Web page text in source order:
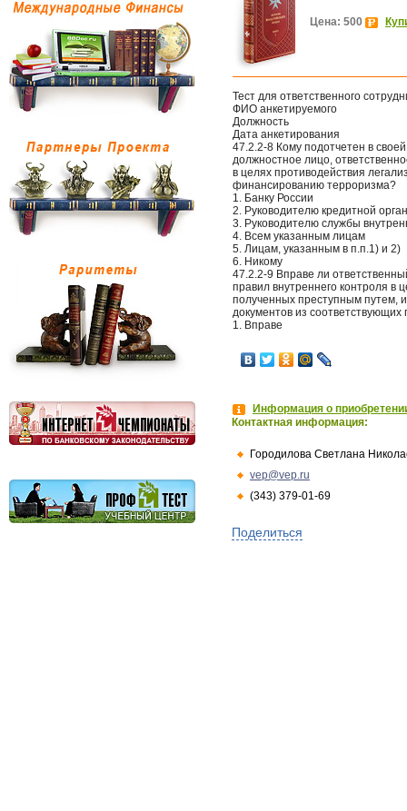
Цена: 500
Тест для ответственного
ФИО анкетируемого
Должность
Дата анкетирования
47.2.2-8 Кому подотчетен в
должностное лицо,
в целях противодействия
финансированию терроризма?
1. Банку России
2. Руководителю кредитной
3. Руководителю службы
4. Всем указанным лицам
5. Лицам, указанным в п.п.1) и 2)
6. Никому
47.2.2-9 Вправе ли
правил внутреннего контроля в
полученных преступным путем,
документов из
1. Вправе
Информация о
Контактная информация:
Городилова Светлана
vep@vep.ru
(343) 379-01-69
Поделиться